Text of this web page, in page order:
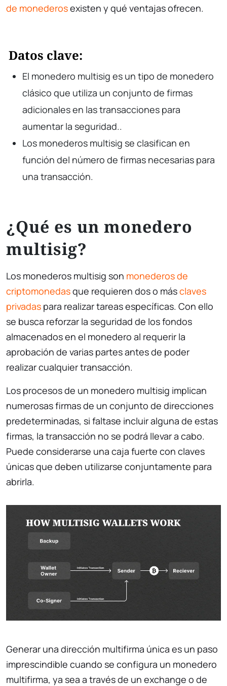
de monederosexisten y qué ventajas ofrecen.
Datos clave:
El monedero multisig es un tipo de monedero
clásico que utiliza un conjunto de firmas
adicionales en las transacciones para
aumentar la seguridad..
Los monederos multisig se clasifican en
función del número de firmas necesarias para
una transacción.
¿Qué es un monedero
multisig?
Los monederos multisig son monederos de
criptomonedasque requieren dos o másclaves
privadas para realizar tareas específicas. Con ello
se busca reforzar la seguridad de los fondos
almacenados en el monedero al requerir la
aprobación de varias partes antes de poder
realizar cualquier transacción.
Los procesos de un monedero multisig implican
numerosas firmas de un conjunto de direcciones
predeterminadas, si faltase incluir alguna de estas
firmas, la transacción no se podrá llevar a cabo.
Puede considerarse una caja fuerte con claves
únicas que deben utilizarse conjuntamente para
abrirla.
Generar una dirección multifirma única es un paso
imprescindible cuando se configura un monedero
multifirma, ya sea a través de un exchange o de